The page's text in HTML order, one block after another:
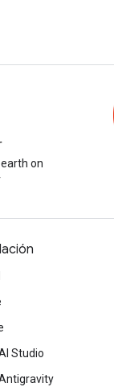
on
Studio